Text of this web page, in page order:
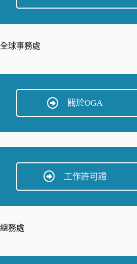
全球事務處
關於OGA
工作許可證
總務處